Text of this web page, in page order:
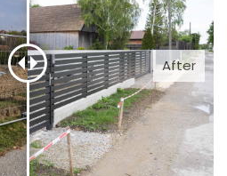
After